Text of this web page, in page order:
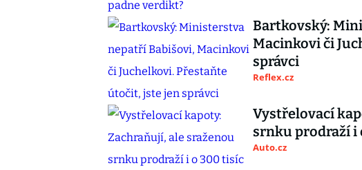
Bartkovský:
Macinkovi či
správci
Reflex.cz
Vystřelovací
srnku prodraží i
Auto.cz